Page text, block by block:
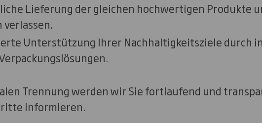
Lieferung der gleichen hochwertigen Produkte
verlassen.
Unterstützung Ihrer Nachhaltigkeitsziele durch
Trennung werden wir Sie fortlaufend und
informieren.